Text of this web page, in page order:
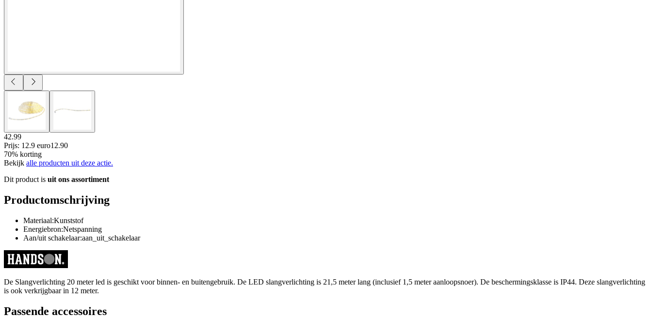
42.99
Prijs: 12.9 euro12.90
70% korting
Bekijk alle producten uit deze actie.
Dit product is uit ons assortiment
Productomschrijving
Materiaal:Kunststof
Energiebron:Netspanning
Aan/uit schakelaar:aan_uit_schakelaar
De Slangverlichting 20 meter led is geschikt voor binnen- en buitengebruik. De LED slangverlichting is 21,5 meter lang (inclusief 1,5 meter aanloopsnoer). De beschermingsklasse is IP44. Deze slangverlichting
is ook verkrijgbaar in 12 meter.
Passende accessoires